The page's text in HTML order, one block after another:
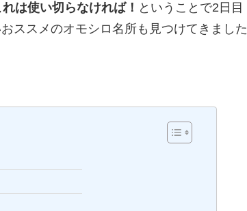
は使い切らなければ！ ということで2 日目
ススメのオモシロ名所も見つけてきました